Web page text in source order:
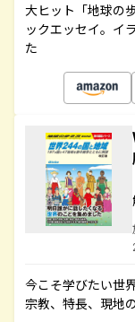
大ヒット「地球の
ックエッセイ。イ
た
今こそ学びたい世
宗教、特長、現地